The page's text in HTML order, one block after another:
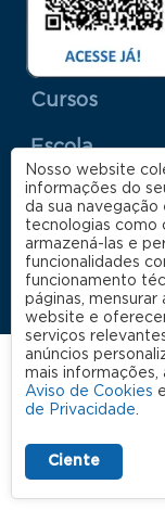
Menu Rodapé
Cursos
Escola
Rodapé 2
Apoio
Impacto
FGV EAESP
Nosso website
informações do
da sua navegação
tecnologias como
armazená-las e
funcionalidades
funcionamento
páginas, mensurar
website e
serviços
anúncios
mais informações,
Aviso de Cookies
de Privacidade.
Ciente